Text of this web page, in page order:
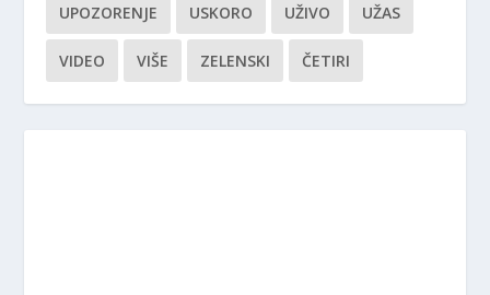
UPOZORENJE USKORO UŽIVO UŽAS
VIDEO VIŠE ZELENSKI ČETIRI